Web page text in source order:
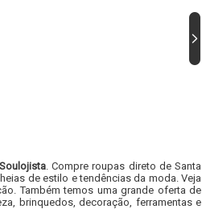
Soulojista. Compre roupas direto de Santa
de estilo e tendências da moda. Veja
Também temos uma grande oferta de
brinquedos, decoração, ferramentas e